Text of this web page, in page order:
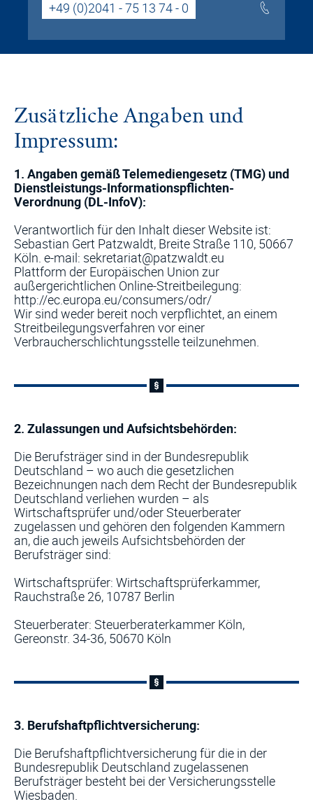
+49 (0)2041 - 75 13 74 - 0
Zusätzliche Angaben und
Impressum:
1. Angaben gemäß Telemediengesetz (TMG) und
Dienstleistungs-Informationspflichten-
Verordnung (DL-InfoV):
Verantwortlich für den Inhalt dieser Website ist:
Sebastian Gert Patzwaldt, Breite Straße 110, 50667
Köln. e-mail: sekretariat@patzwaldt.eu
Plattform der Europäischen Union zur
außergerichtlichen Online-Streitbeilegung:
http://ec.europa.eu/consumers/odr/
Wir sind weder bereit noch verpflichtet, an einem
Streitbeilegungsverfahren vor einer
Verbraucherschlichtungsstelle teilzunehmen.
2. Zulassungen und Aufsichtsbehörden:
Die Berufsträger sind in der Bundesrepublik
Deutschland – wo auch die gesetzlichen
Bezeichnungen nach dem Recht der Bundesrepublik
Deutschland verliehen wurden – als
Wirtschaftsprüfer und/oder Steuerberater
zugelassen und gehören den folgenden Kammern
an, die auch jeweils Aufsichtsbehörden der
Berufsträger sind:
Wirtschaftsprüfer: Wirtschaftsprüferkammer,
Rauchstraße 26, 10787 Berlin
Steuerberater: Steuerberaterkammer Köln,
Gereonstr. 34-36, 50670 Köln
3. Berufshaftpflichtversicherung:
Die Berufshaftpflichtversicherung für die in der
Bundesrepublik Deutschland zugelassenen
Berufsträger besteht bei der Versicherungsstelle
Wiesbaden.